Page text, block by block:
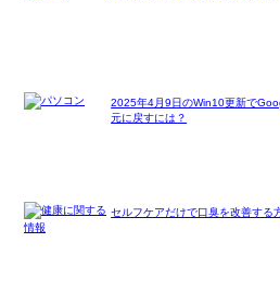
2025年4月9日のWin10更新で
元に戻すには？
セルフケアだけで口臭を改善する